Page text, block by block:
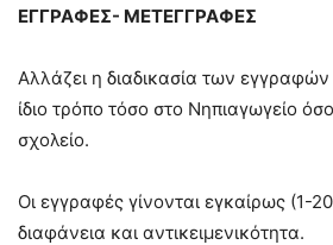
ΕΓΓΡΑΦΕΣ- ΜΕΤΕΓΓΡΑΦΕΣ
Αλλάζει η διαδικασία των εγγραφών
ίδιο τρόπο τόσο στο Νηπιαγωγείο
σχολείο.
Οι εγγραφές γίνονται εγκαίρως (1-
διαφάνεια και αντικειμενικότητα.